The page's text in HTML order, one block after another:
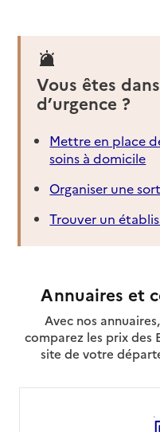
Vous êtes
d’urgence ?
Mettre en place
soins à domicile
Organiser une
Trouver un
Annuaires et
Avec nos
comparez les prix des
site de votre